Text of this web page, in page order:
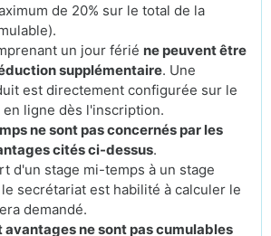
de 20% sur le total de la
un jour férié ne peuvent être
supplémentaire. Une
est directement configurée sur le
ligne dès l'inscription.
ne sont pas concernés par les
cités ci-dessus.
d'un stage mi-temps à un stage
secrétariat est habilité à calculer le
demandé.
avantages ne sont pas cumulables